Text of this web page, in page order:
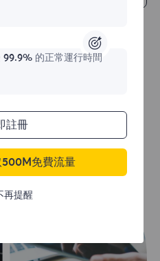
99.9%的正常運行時間
註冊
500M免費流量
再提醒